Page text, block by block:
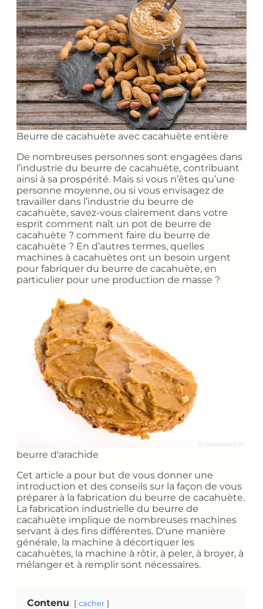
Beurre de cacahuète avec cacahuète entière
De nombreuses personnes sont engagées dans
l’industrie du beurre de cacahuète, contribuant
ainsi à sa prospérité. Mais si vous n’êtes qu’une
personne moyenne, ou si vous envisagez de
travailler dans l’industrie du beurre de
cacahuète, savez-vous clairement dans votre
esprit comment naît un pot de beurre de
cacahuète ? comment faire du beurre de
cacahuète ? En d’autres termes, quelles
machines à cacahuètes ont un besoin urgent
pour fabriquer du beurre de cacahuète, en
particulier pour une production de masse ?
beurre d'arachide
Cet article a pour but de vous donner une
introduction et des conseils sur la façon de vous
préparer à la fabrication du beurre de cacahuète.
La fabrication industrielle du beurre de
cacahuète implique de nombreuses machines
servant à des fins différentes. D'une manière
générale, la machine à décortiquer les
cacahuètes, la machine à rôtir, à peler, à broyer, à
mélanger et à remplir sont nécessaires.
Contenu cacher